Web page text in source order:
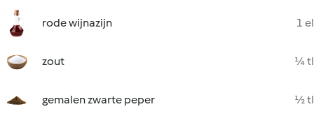
rode wijnazijn 1 el
zout ¼ tl
gemalen zwarte peper ½ tl